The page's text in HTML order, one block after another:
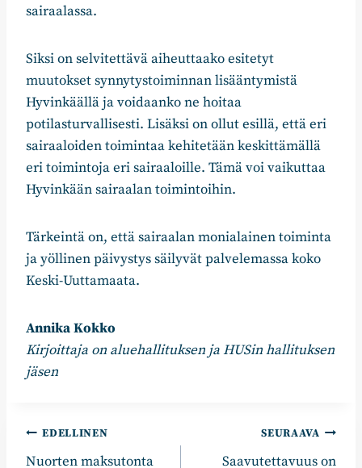
sairaalassa.
Siksi on selvitettävä aiheuttaako esitetyt
muutokset synnytystoiminnan lisääntymistä
Hyvinkäällä ja voidaanko ne hoitaa
potilasturvallisesti. Lisäksi on ollut esillä, että eri
sairaaloiden toimintaa kehitetään keskittämällä
eri toimintoja eri sairaaloille. Tämä voi vaikuttaa
Hyvinkään sairaalan toimintoihin.
Tärkeintä on, että sairaalan monialainen toiminta
ja yöllinen päivystys säilyvät palvelemassa koko
Keski-Uuttamaata.
Annika Kokko
Kirjoittaja on aluehallituksen ja HUSin hallituksen
jäsen
Artikkelien
EDELLINEN
Nuorten maksutonta
SEURAAVA
Saavutettavuus on